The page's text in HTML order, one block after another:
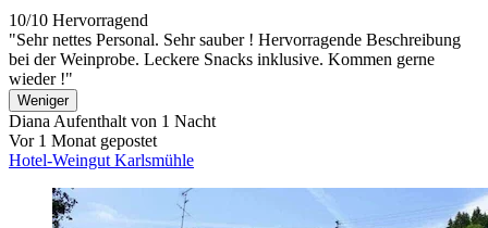
10/10 Hervorragend
"Sehr nettes Personal. Sehr sauber ! Hervorragende Beschreibung
bei der Weinprobe. Leckere Snacks inklusive. Kommen gerne
wieder !"
Weniger
Diana Aufenthalt von 1 Nacht
Vor 1 Monat gepostet
Hotel-Weingut Karlsmühle